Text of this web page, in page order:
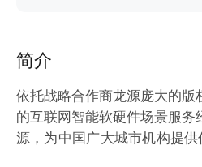
简介
依托战略合作商龙源庞大的版
的互联网智能软硬件场景服务
源，为中国广大城市机构提